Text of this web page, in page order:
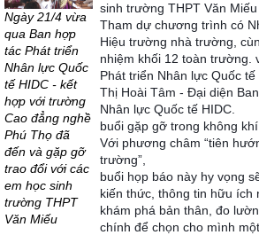
Ngày 21/4 vừa
qua Ban hợp
tác Phát triển
Nhân lực Quốc
tế HIDC - kết
hợp với trường
Cao đẳng nghề
Phú Thọ đã
đến và gặp gỡ
trao đổi với các
em học sinh
trường THPT
Văn Miếu
sinh trường THPT Văn Miếu
Tham dự chương trình có
Hiệu trường nhà trường,
nhiệm khối 12 toàn trường.
Phát triển Nhân lực Quốc
Thị Hoài Tâm - Đại diện
Nhân lực Quốc tế HIDC.
buổi gặp gỡ trong không
Với phương châm “tiên
trường”,
buổi họp báo này hy vọng
kiến thức, thông tin hữu ích
khám phá bản thân, đo
chính để chọn cho mình